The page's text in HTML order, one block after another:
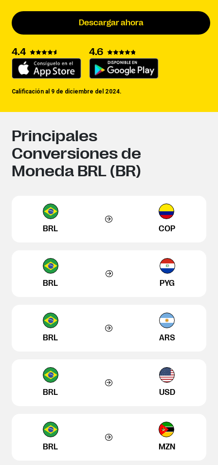
Descargar ahora
4.4 4.6
Calificación al 9 de diciembre del 2024.
Principales
Conversiones de
Moneda BRL (BR)
BRL COP
BRL PYG
BRL ARS
BRL USD
BRL MZN